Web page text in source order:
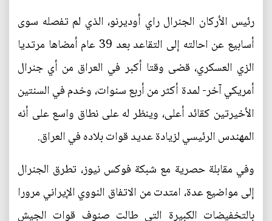
رئيس الأركان الجنرال راي أوديرنو، الذي لم تفصله سوى
أسابيع عن احالته إلى التقاعد بعد 39 عام أمضاها مرتديا
الزي العسكري، قضى وقتا أكبر في العراق من أي جنرال
أمريكي آخر- لمدة أكثر من أربع سنوات، وخدم في السنتين
الأخيرتين كقائد أعلى، وينظر له على نطاق واسع على أنه
المهندس الرئيسي لزيادة عديد قوات بلاده في العراق.
وفي مقابلة حصرية مع شبكة فوكس نيوز، تطرق الجنرال
إلى مواضيع عدة، امتدت من الاتفاق النووي الإيراني مرورا
بالتخفيضات الكبيرة التي طالت صنوف قوات الجيش